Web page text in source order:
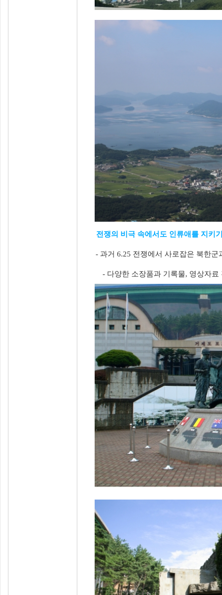
전쟁의 비극 속에서도 인류애를 지키
- 과거 6.25 전쟁에서 사로잡은 북한
- 다양한 소장품과 기록물, 영상자